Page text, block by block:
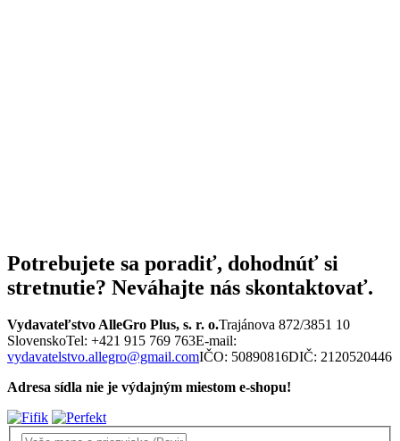
Potrebujete sa poradiť, dohodnúť si
stretnutie? Neváhajte nás skontaktovať.
Vydavateľstvo AlleGro Plus, s. r. o.Trajánova 872/3851 10
SlovenskoTel: +421 915 769 763E-mail:
vydavatelstvo.allegro@gmail.comIČO: 50890816DIČ: 2120520446
Adresa sídla nie je výdajným miestom e-shopu!